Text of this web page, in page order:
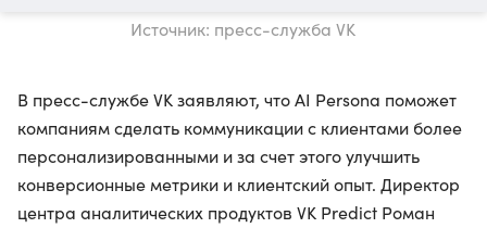
Источник: пресс-служба VK
В пресс-службе VK заявляют, что AI Persona поможет
компаниям сделать коммуникации с клиентами более
персонализированными и за счет этого улучшить
конверсионные метрики и клиентский опыт. Директор
центра аналитических продуктов VK Predict Роман